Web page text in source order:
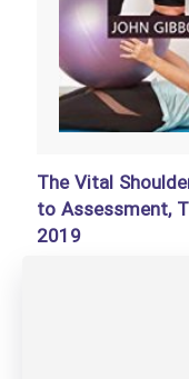
The Vital
to Assessment,
2019